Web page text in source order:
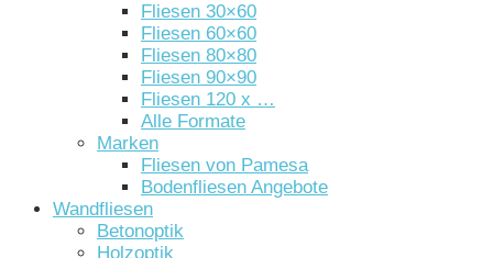
Fliesen 30×60
Fliesen 60×60
Fliesen 80×80
Fliesen 90×90
Fliesen 120 x …
Alle Formate
Marken
Fliesen von Pamesa
Bodenfliesen Angebote
Wandfliesen
Betonoptik
Holzoptik